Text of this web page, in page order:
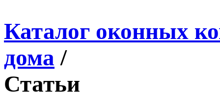
Каталог оконных
дома /
Статьи